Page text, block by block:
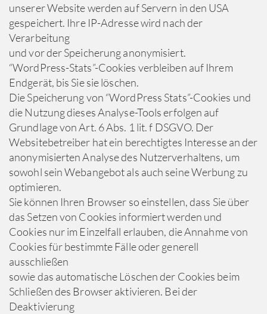
unserer Website werden auf Servern in den USA
gespeichert. Ihre IP-Adresse wird nach der
Verarbeitung
und vor der Speicherung anonymisiert.
“WordPress-Stats”-Cookies verbleiben auf Ihrem
Endgerät, bis Sie sie löschen.
Die Speicherung von “WordPress Stats”-Cookies und
die Nutzung dieses Analyse-Tools erfolgen auf
Grundlage von Art. 6 Abs. 1 lit. f DSGVO. Der
Websitebetreiber hat ein berechtigtes Interesse an der
anonymisierten Analyse des Nutzerverhaltens, um
sowohl sein Webangebot als auch seine Werbung zu
optimieren.
Sie können Ihren Browser so einstellen, dass Sie über
das Setzen von Cookies informiert werden und
Cookies nur im Einzelfall erlauben, die Annahme von
Cookies für bestimmte Fälle oder generell
ausschließen
sowie das automatische Löschen der Cookies beim
Schließen des Browser aktivieren. Bei der
Deaktivierung